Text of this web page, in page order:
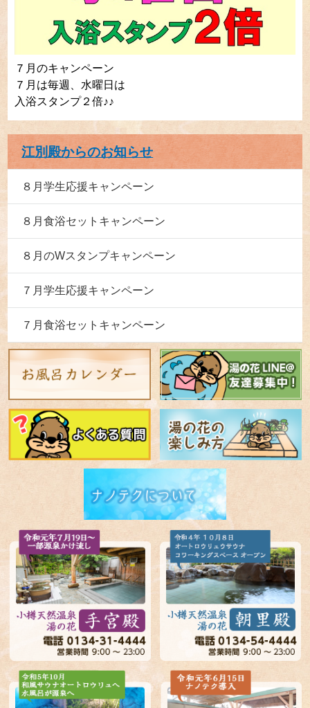
７月のキャンペーン
７月は毎週、 水曜日 は
入浴スタンプ２倍♪♪
江別殿からのお知らせ
８月学生応援キャンペーン
８月食浴セットキャンペーン
８月のWスタンプキャンペーン
７月学生応援キャンペーン
７月食浴セットキャンペーン